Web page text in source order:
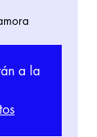
a la